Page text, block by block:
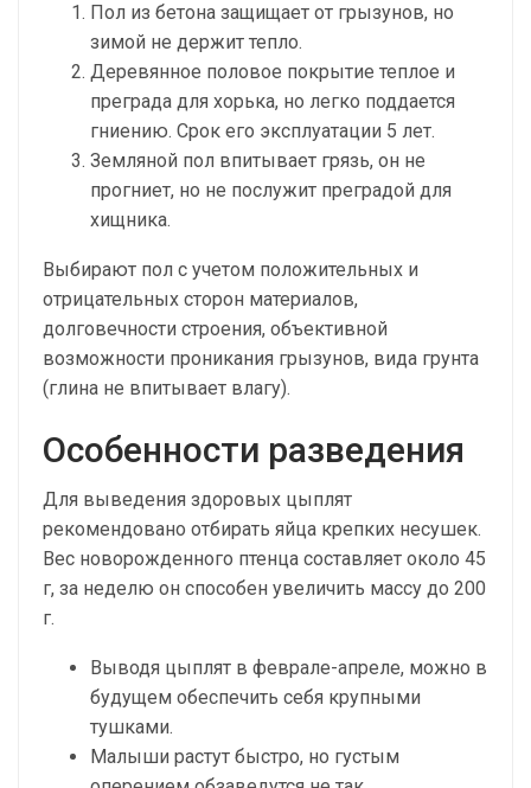
Пол из бетона защищает от грызунов, но
зимой не держит тепло.
Деревянное половое покрытие теплое и
преграда для хорька, но легко поддается
гниению. Срок его эксплуатации 5 лет.
Земляной пол впитывает грязь, он не
прогниет, но не послужит преградой для
хищника.
Выбирают пол с учетом положительных и
отрицательных сторон материалов,
долговечности строения, объективной
возможности проникания грызунов, вида грунта
(глина не впитывает влагу).
Особенности разведения
Для выведения здоровых цыплят
рекомендовано отбирать яйца крепких несушек.
Вес новорожденного птенца составляет около 45
г, за неделю он способен увеличить массу до 200
г.
Выводя цыплят в феврале-апреле, можно в
будущем обеспечить себя крупными
тушками.
Малыши растут быстро, но густым